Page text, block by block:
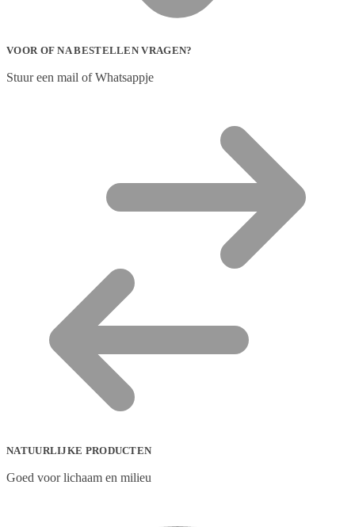
VOOR OF NA BESTELLEN VRAGEN?
Stuur een mail of Whatsappje
NATUURLIJKE PRODUCTEN
Goed voor lichaam en milieu